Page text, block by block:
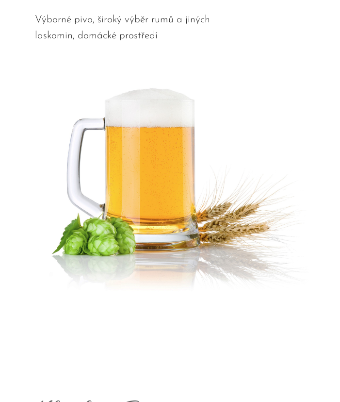
Výborné pivo, široký výběr rumů a jiných
laskomin, domácké prostředí